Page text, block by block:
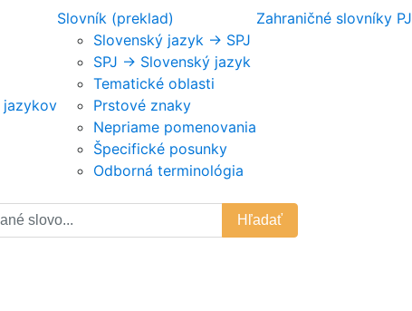
jazykov
Slovník (preklad)
Slovenský jazyk -> SPJ
SPJ -> Slovenský jazyk
Tematické oblasti
Prstové znaky
Nepriame pomenovania
Špecifické posunky
Odborná terminológia
Zahraničné slovníky PJ
Hľadať